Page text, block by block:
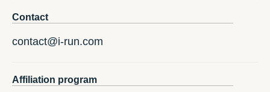
Contact
contact@i-run.com
Affiliation program